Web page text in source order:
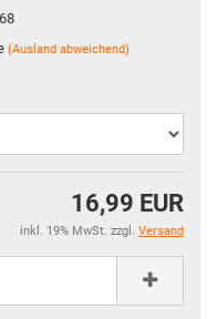
(Ausland abweichend)
16,99 EUR
inkl. 19% MwSt. zzgl. Versand